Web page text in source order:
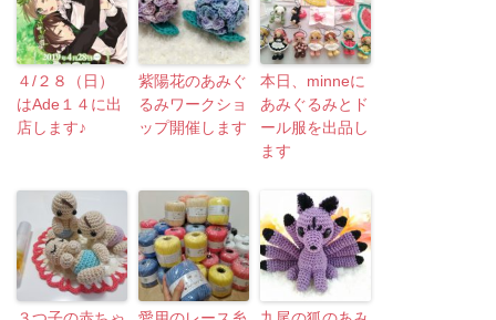
４/２８（日）
はAde１４に出
店します♪
紫陽花のあみぐ
るみワークショ
ップ開催します
本日、minneに
あみぐるみとド
ール服を出品し
ます